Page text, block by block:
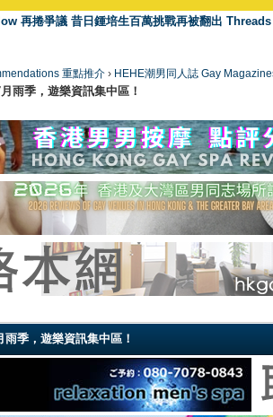
再捲爭議 昔日鍾培生百萬挑戰再被翻出
重點推介 › HEHE潮男同人誌 Gay
雨季，遊樂資訊集中區！
季，遊樂資訊集中區！